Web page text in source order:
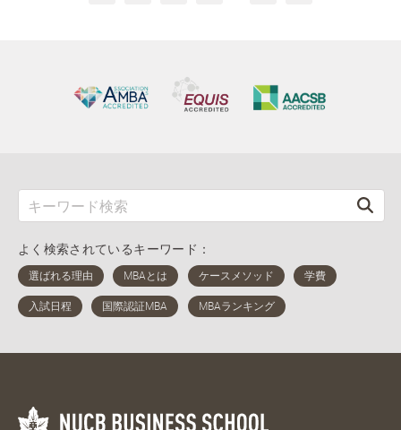
よく検索されているキーワード：